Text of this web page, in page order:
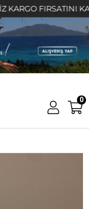
FIRSATINI
0